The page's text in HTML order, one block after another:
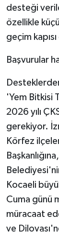
desteği
özellikle
geçim
Başvurular
'Yem Bitkisi
2026 yılı
gerekiyor.
Körfez
Kocaeli
Cuma günü
müracaat
ve